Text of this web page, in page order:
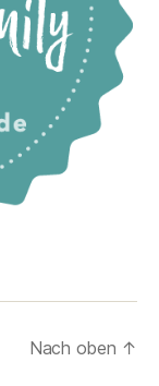
Nach oben ↑